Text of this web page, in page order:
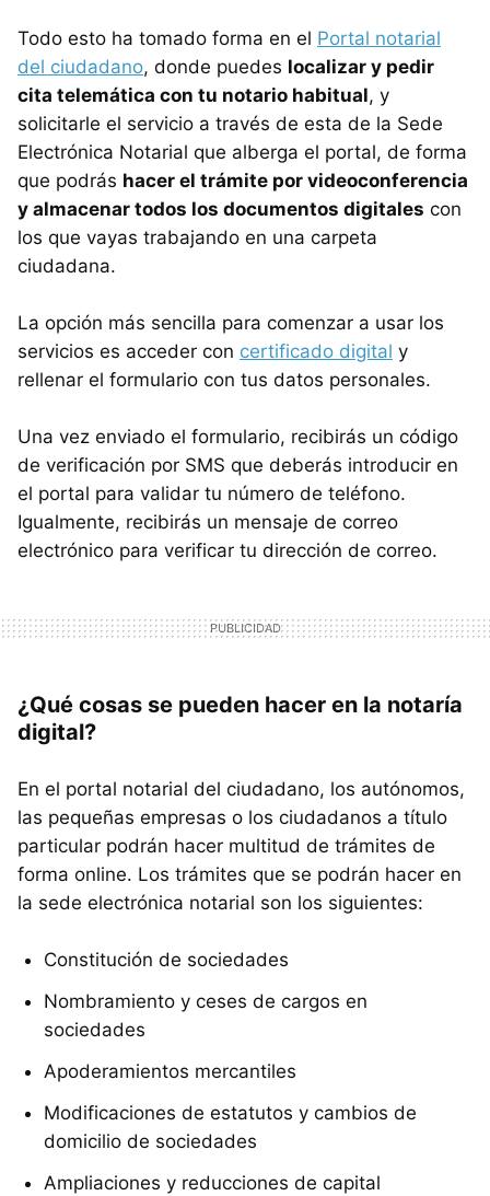
Todo esto ha tomado forma en el Portal notarial
del ciudadano, donde puedes localizar y pedir
cita telemática con tu notario habitual, y
solicitarle el servicio a través de esta de la Sede
Electrónica Notarial que alberga el portal, de forma
que podrás hacer el trámite por videoconferencia
y almacenar todos los documentos digitales con
los que vayas trabajando en una carpeta
ciudadana.
La opción más sencilla para comenzar a usar los
servicios es acceder con certificado digital y
rellenar el formulario con tus datos personales.
Una vez enviado el formulario, recibirás un código
de verificación por SMS que deberás introducir en
el portal para validar tu número de teléfono.
Igualmente, recibirás un mensaje de correo
electrónico para verificar tu dirección de correo.
¿Qué cosas se pueden hacer en la notaría
digital?
En el portal notarial del ciudadano, los autónomos,
las pequeñas empresas o los ciudadanos a título
particular podrán hacer multitud de trámites de
forma online. Los trámites que se podrán hacer en
la sede electrónica notarial son los siguientes:
Constitución de sociedades
Nombramiento y ceses de cargos en
sociedades
Apoderamientos mercantiles
Modificaciones de estatutos y cambios de
domicilio de sociedades
Ampliaciones y reducciones de capital